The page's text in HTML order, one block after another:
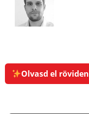
Olvasd el röviden